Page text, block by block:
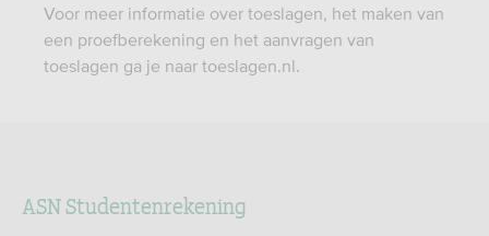
Voor meer informatie over toeslagen, het maken van
een proefberekening en het aanvragen van
toeslagen ga je naar toeslagen.nl.
ASN Studentenrekening